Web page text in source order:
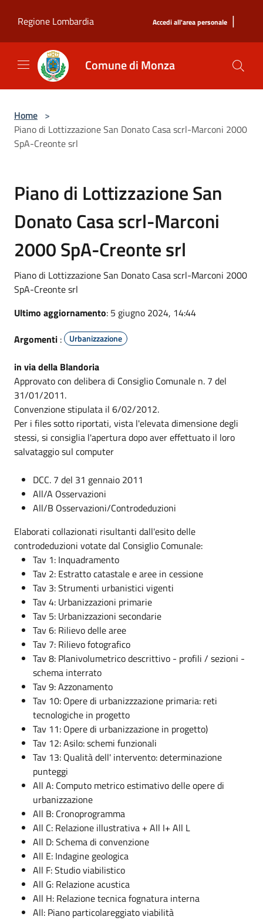
Regione Lombardia
Accedi all'area personale |
Comune di Monza
Home >
Piano di Lottizzazione San Donato Casa scrl-Marconi 2000
SpA-Creonte srl
Piano di Lottizzazione San
Donato Casa scrl-Marconi
2000 SpA-Creonte srl
Piano di Lottizzazione San Donato Casa scrl-Marconi 2000
SpA-Creonte srl
Ultimo aggiornamento: 5 giugno 2024, 14:44
Argomenti : Urbanizzazione
in via della Blandoria
Approvato con delibera di Consiglio Comunale n. 7 del
31/01/2011.
Convenzione stipulata il 6/02/2012.
Per i files sotto riportati, vista l'elevata dimensione degli
stessi, si consiglia l'apertura dopo aver effettuato il loro
salvataggio sul computer
DCC. 7 del 31 gennaio 2011
All/A Osservazioni
All/B Osservazioni/Controdeduzioni
Elaborati collazionati risultanti dall'esito delle
controdeduzioni votate dal Consiglio Comunale:
Tav 1: Inquadramento
Tav 2: Estratto catastale e aree in cessione
Tav 3: Strumenti urbanistici vigenti
Tav 4: Urbanizzazioni primarie
Tav 5: Urbanizzazioni secondarie
Tav 6: Rilievo delle aree
Tav 7: Rilievo fotografico
Tav 8: Planivolumetrico descrittivo - profili / sezioni -
schema interrato
Tav 9: Azzonamento
Tav 10: Opere di urbanizzzazione primaria: reti
tecnologiche in progetto
Tav 11: Opere di urbanizzazione in progetto)
Tav 12: Asilo: schemi funzionali
Tav 13: Qualità dell' intervento: determinazione
punteggi
All A: Computo metrico estimativo delle opere di
urbanizzazione
All B: Cronoprogramma
All C: Relazione illustrativa + All I+ All L
All D: Schema di convenzione
All E: Indagine geologica
All F: Studio viabilistico
All G: Relazione acustica
All H: Relazione tecnica fognatura interna
All: Piano particolareggiato viabilità